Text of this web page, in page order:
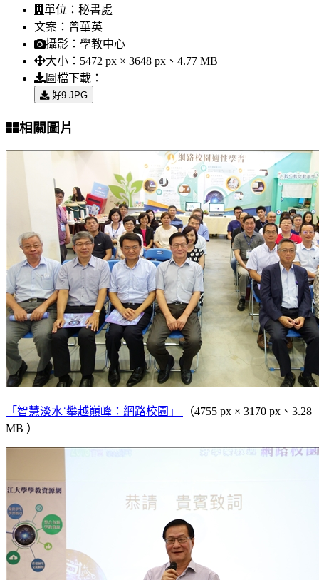
單位： 秘書處
文案： 曾華英
攝影： 學教中心
大小： 5472 px × 3648 px、4.77 MB
圖檔下載：
好9.JPG
相關圖片
「智慧淡水˙攀越巔峰：網路校園」
（4755 px × 3170 px、3.28
MB ）